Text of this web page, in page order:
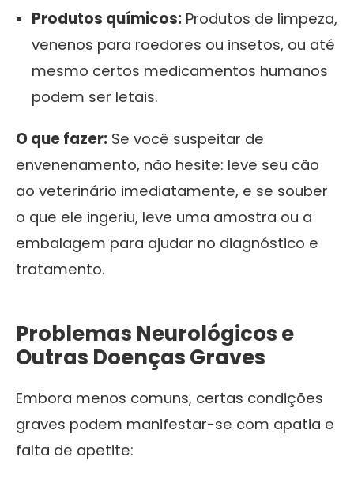
Produtos químicos: Produtos de limpeza,
venenos para roedores ou insetos, ou até
mesmo certos medicamentos humanos
podem ser letais.
O que fazer: Se você suspeitar de
envenenamento, não hesite: leve seu cão
ao veterinário imediatamente, e se souber
o que ele ingeriu, leve uma amostra ou a
embalagem para ajudar no diagnóstico e
tratamento.
Problemas Neurológicos e
Outras Doenças Graves
Embora menos comuns, certas condições
graves podem manifestar-se com apatia e
falta de apetite: